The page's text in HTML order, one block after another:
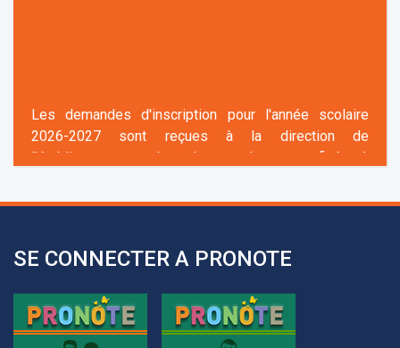
2026-2027 sont reçues à la direction de
l'établissement selon des rendez-vous fixés à
l’avance.
SE CONNECTER A PRONOTE